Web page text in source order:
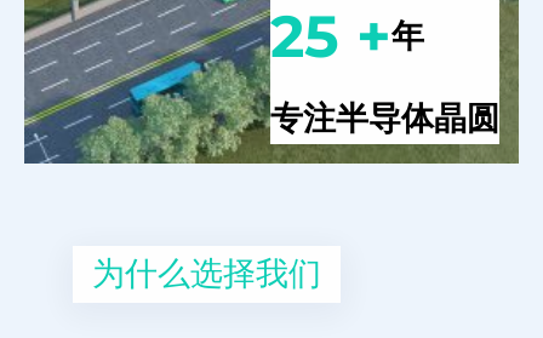
25 +年
专注半导体晶圆
为什么选择我们